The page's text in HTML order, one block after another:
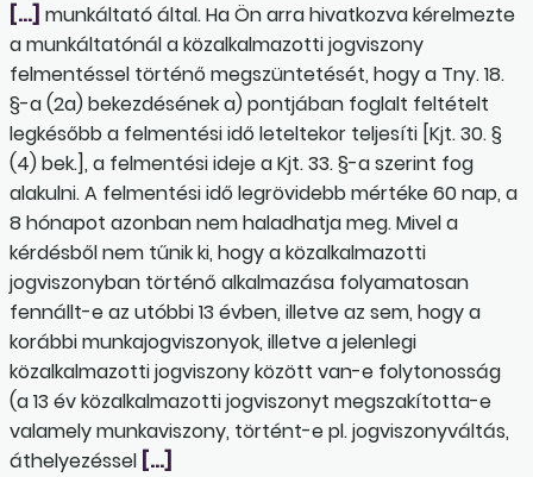
[…] munkáltató által. Ha Ön arra hivatkozva kérelmezte
a munkáltatónál a közalkalmazotti jogviszony
felmentéssel történő megszüntetését, hogy a Tny. 18.
§-a (2a) bekezdésének a) pontjában foglalt feltételt
legkésőbb a felmentési idő leteltekor teljesíti [Kjt. 30. §
(4) bek.], a felmentési ideje a Kjt. 33. §-a szerint fog
alakulni. A felmentési idő legrövidebb mértéke 60 nap, a
8 hónapot azonban nem haladhatja meg. Mivel a
kérdésből nem tűnik ki, hogy a közalkalmazotti
jogviszonyban történő alkalmazása folyamatosan
fennállt-e az utóbbi 13 évben, illetve az sem, hogy a
korábbi munkajogviszonyok, illetve a jelenlegi
közalkalmazotti jogviszony között van-e folytonosság
(a 13 év közalkalmazotti jogviszonyt megszakította-e
valamely munkaviszony, történt-e pl. jogviszonyváltás,
áthelyezéssel […]